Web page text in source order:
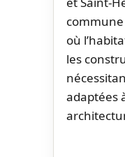
où
les
adaptées